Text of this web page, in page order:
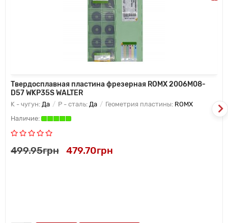
Твердосплавная пластина фрезерная ROMX 2006M08-
D57 WKP35S WALTER
K - чугун: Да P - сталь: Да Геометрия пластины: ROMX
499.95грн 479.70грн